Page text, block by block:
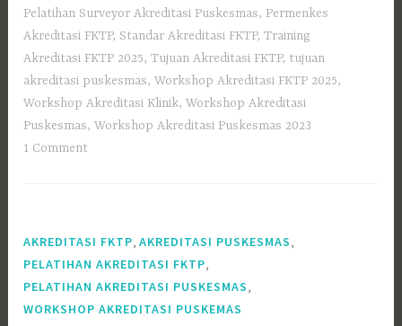
Pelatihan Surveyor Akreditasi Puskesmas, Permenkes
Akreditasi FKTP, Standar Akreditasi FKTP,Training
Akreditasi FKTP 2025,Tujuan Akreditasi FKTP, tujuan
akreditasi puskesmas,Workshop Akreditasi FKTP 2025,
Workshop Akreditasi Klinik,Workshop Akreditasi
Puskesmas,Workshop Akreditasi Puskesmas 2023
1 Comment
AKREDITASI FKTP,AKREDITASI PUSKESMAS,
PELATIHAN AKREDITASI FKTP,
PELATIHAN AKREDITASI PUSKESMAS,
WORKSHOP AKREDITASI PUSKEMAS